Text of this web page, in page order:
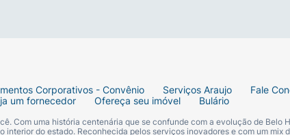
Corporativos - Convênio Serviços Araujo
Fale
um fornecedor Ofereça seu imóvel Bulário
Com uma história centenária que se confunde com a evolução de Belo
do estado. Reconhecida pelos serviços inovadores e com um mix